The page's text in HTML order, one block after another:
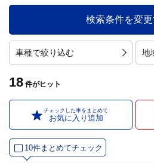
検索条件を変更
車種で絞り込む 地
18 件がヒット
チェックした車をまとめて
お気に入り追加
10件まとめてチェック